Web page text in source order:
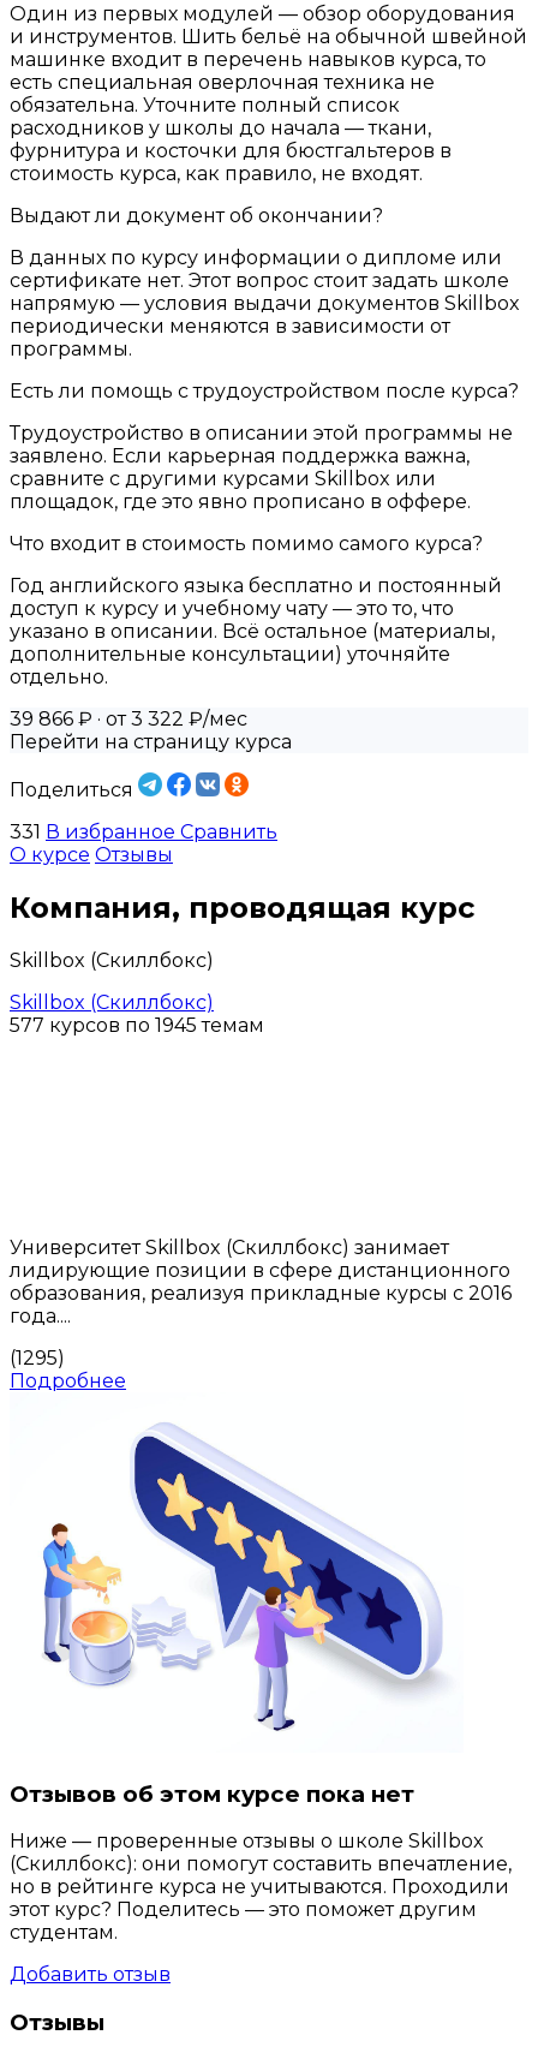
Один из первых модулей — обзор оборудования
и инструментов. Шить бельё на обычной швейной
машинке входит в перечень навыков курса, то
есть специальная оверлочная техника не
обязательна. Уточните полный список
расходников у школы до начала — ткани,
фурнитура и косточки для бюстгальтеров в
стоимость курса, как правило, не входят.
Выдают ли документ об окончании?
В данных по курсу информации о дипломе или
сертификате нет. Этот вопрос стоит задать школе
напрямую — условия выдачи документов Skillbox
периодически меняются в зависимости от
программы.
Есть ли помощь с трудоустройством после курса?
Трудоустройство в описании этой программы не
заявлено. Если карьерная поддержка важна,
сравните с другими курсами Skillbox или
площадок, где это явно прописано в оффере.
Что входит в стоимость помимо самого курса?
Год английского языка бесплатно и постоянный
доступ к курсу и учебному чату — это то, что
указано в описании. Всё остальное (материалы,
дополнительные консультации) уточняйте
отдельно.
39 866 ₽ · от 3 322 ₽/мес
Перейти на страницу курса
Поделиться
331 В избранное Сравнить
О курсе Отзывы
Компания, проводящая курс
Skillbox (Скиллбокс)
Skillbox (Скиллбокс)
577 курсов по 1945 темам
Университет Skillbox (Скиллбокс) занимает
лидирующие позиции в сфере дистанционного
образования, реализуя прикладные курсы с 2016
года....
(1295)
Подробнее
Отзывов об этом курсе пока нет
Ниже — проверенные отзывы о школе Skillbox
(Скиллбокс): они помогут составить впечатление,
но в рейтинге курса не учитываются. Проходили
этот курс? Поделитесь — это поможет другим
студентам.
Добавить отзыв
Отзывы